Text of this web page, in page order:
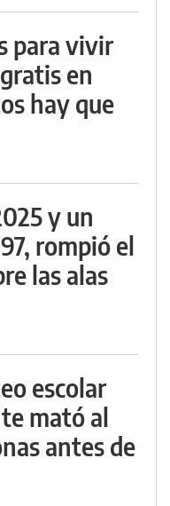
para vivir
en
hay que
y un
rompió el
las alas
escolar
mató al
antes de